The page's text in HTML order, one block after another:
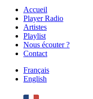
Accueil
Player Radio
Artistes
Playlist
Nous écouter ?
Contact
Français
English